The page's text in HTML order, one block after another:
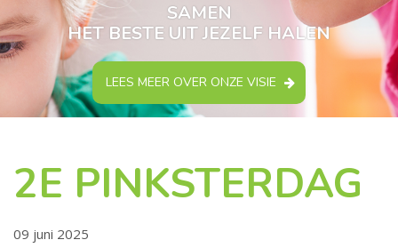
SAMEN
HET BESTE UIT JEZELF HALEN
LEES MEER OVER ONZE VISIE
2E PINKSTERDAG
09 juni 2025